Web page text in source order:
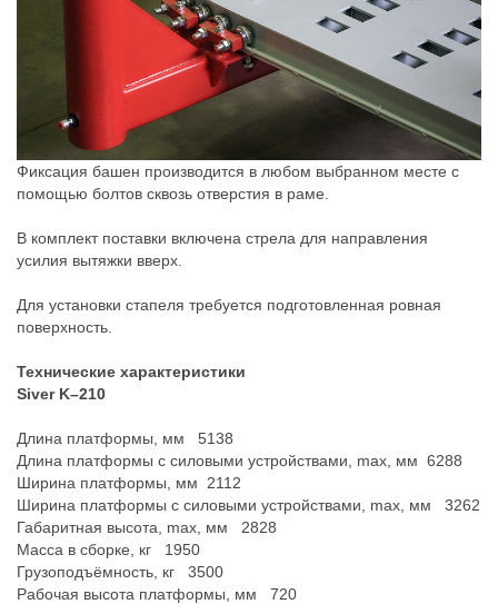
Фиксация башен производится в любом выбранном месте с
помощью болтов сквозь отверстия в раме.
В комплект поставки включена стрела для направления
усилия вытяжки вверх.
Для установки стапеля требуется подготовленная ровная
поверхность.
Технические характеристики
Siver K–210
Длина платформы, мм 5138
Длина платформы с силовыми устройствами, max, мм 6288
Ширина платформы, мм 2112
Ширина платформы с силовыми устройствами, max, мм 3262
Габаритная высота, max, мм 2828
Масса в сборке, кг 1950
Грузоподъёмность, кг 3500
Рабочая высота платформы, мм 720